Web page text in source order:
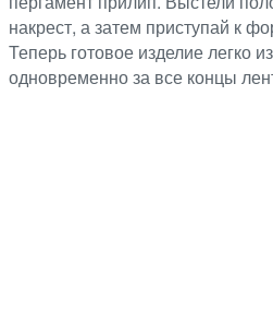
накрест, а затем приступай к
Теперь готовое изделие легко
одновременно за все концы